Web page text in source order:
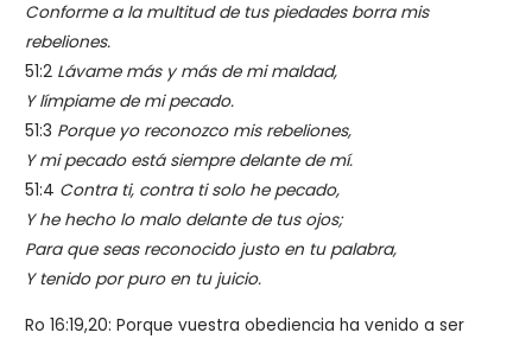
Conforme a la multitud de tus piedades borra mis
rebeliones.
51:2 Lávame más y más de mi maldad,
Y límpiame de mi pecado.
51:3 Porque yo reconozco mis rebeliones,
Y mi pecado está siempre delante de mí.
51:4 Contra ti, contra ti solo he pecado,
Y he hecho lo malo delante de tus ojos;
Para que seas reconocido justo en tu palabra,
Y tenido por puro en tu juicio.
Ro 16:19,20: Porque vuestra obediencia ha venido a ser